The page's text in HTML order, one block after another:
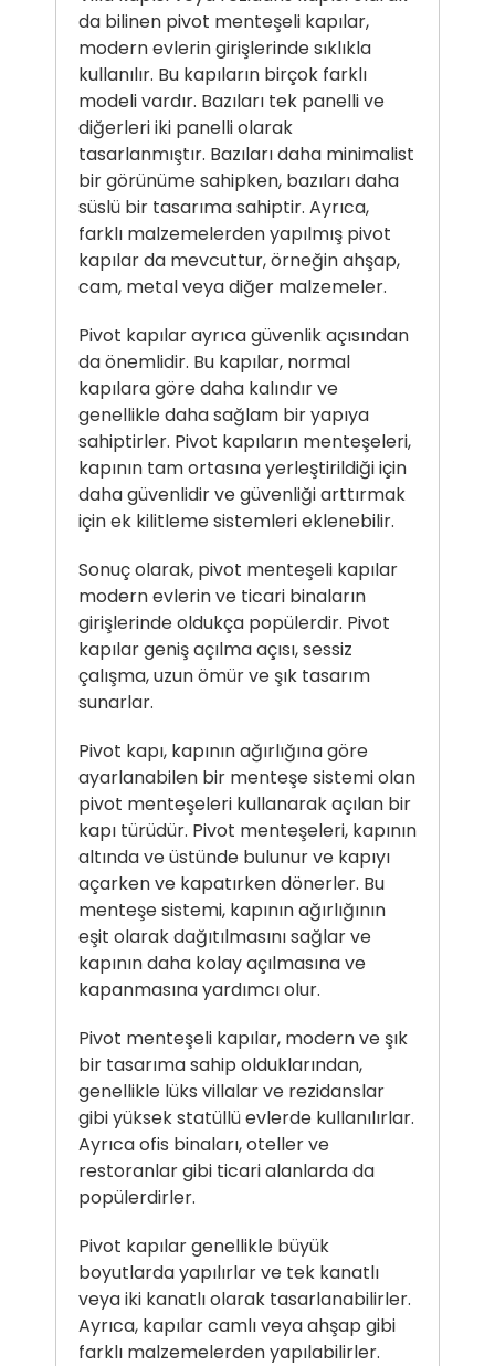
da bilinen pivot menteşeli kapılar,
modern evlerin girişlerinde sıklıkla
kullanılır. Bu kapıların birçok farklı
modeli vardır. Bazıları tek panelli ve
diğerleri iki panelli olarak
tasarlanmıştır. Bazıları daha minimalist
bir görünüme sahipken, bazıları daha
süslü bir tasarıma sahiptir. Ayrıca,
farklı malzemelerden yapılmış pivot
kapılar da mevcuttur, örneğin ahşap,
cam, metal veya diğer malzemeler.
Pivot kapılar ayrıca güvenlik açısından
da önemlidir. Bu kapılar, normal
kapılara göre daha kalındır ve
genellikle daha sağlam bir yapıya
sahiptirler. Pivot kapıların menteşeleri,
kapının tam ortasına yerleştirildiği için
daha güvenlidir ve güvenliği arttırmak
için ek kilitleme sistemleri eklenebilir.
Sonuç olarak, pivot menteşeli kapılar
modern evlerin ve ticari binaların
girişlerinde oldukça popülerdir. Pivot
kapılar geniş açılma açısı, sessiz
çalışma, uzun ömür ve şık tasarım
sunarlar.
Pivot kapı, kapının ağırlığına göre
ayarlanabilen bir menteşe sistemi olan
pivot menteşeleri kullanarak açılan bir
kapı türüdür. Pivot menteşeleri, kapının
altında ve üstünde bulunur ve kapıyı
açarken ve kapatırken dönerler. Bu
menteşe sistemi, kapının ağırlığının
eşit olarak dağıtılmasını sağlar ve
kapının daha kolay açılmasına ve
kapanmasına yardımcı olur.
Pivot menteşeli kapılar, modern ve şık
bir tasarıma sahip olduklarından,
genellikle lüks villalar ve rezidanslar
gibi yüksek statüllü evlerde kullanılırlar.
Ayrıca ofis binaları, oteller ve
restoranlar gibi ticari alanlarda da
popülerdirler.
Pivot kapılar genellikle büyük
boyutlarda yapılırlar ve tek kanatlı
veya iki kanatlı olarak tasarlanabilirler.
Ayrıca, kapılar camlı veya ahşap gibi
farklı malzemelerden yapılabilirler.